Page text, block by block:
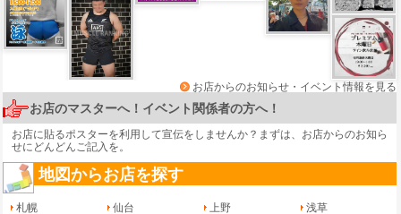
お店からのお知らせ・イベント情報を見る
お店のマスターへ！イベント関係者の方へ！
お店に貼るポスターを利用して宣伝をしませんか？まずは、 お店からのお知ら
せにどんどんご記入を。
地図からお店を探す
札幌 仙台 上野
浅草